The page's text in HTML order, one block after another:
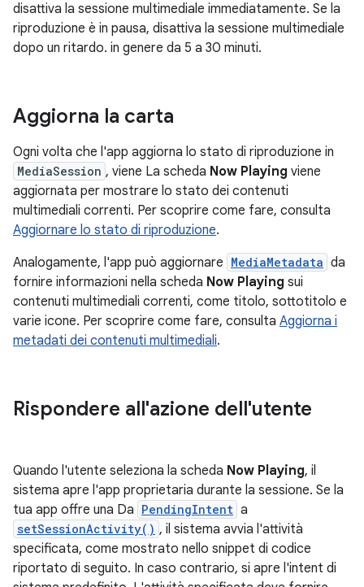
disattiva la sessione multimediale immediatamente. Se la
riproduzione è in pausa, disattiva la sessione multimediale
dopo un ritardo. in genere da 5 a 30 minuti.
Aggiorna la carta
Ogni volta che l'app aggiorna lo stato di riproduzione in
MediaSession , viene La scheda Now Playing viene
aggiornata per mostrare lo stato dei contenuti
multimediali correnti. Per scoprire come fare, consulta
Aggiornare lo stato di riproduzione.
Analogamente, l'app può aggiornare MediaMetadata da
fornire informazioni nella scheda Now Playing sui
contenuti multimediali correnti, come titolo, sottotitolo e
varie icone. Per scoprire come fare, consulta Aggiorna i
metadati dei contenuti multimediali.
Rispondere all'azione dell'utente
Quando l'utente seleziona la scheda Now Playing, il
sistema apre l'app proprietaria durante la sessione. Se la
tua app offre una Da PendingIntent a
setSessionActivity() , il sistema avvia l'attività
specificata, come mostrato nello snippet di codice
riportato di seguito. In caso contrario, si apre l'intent di